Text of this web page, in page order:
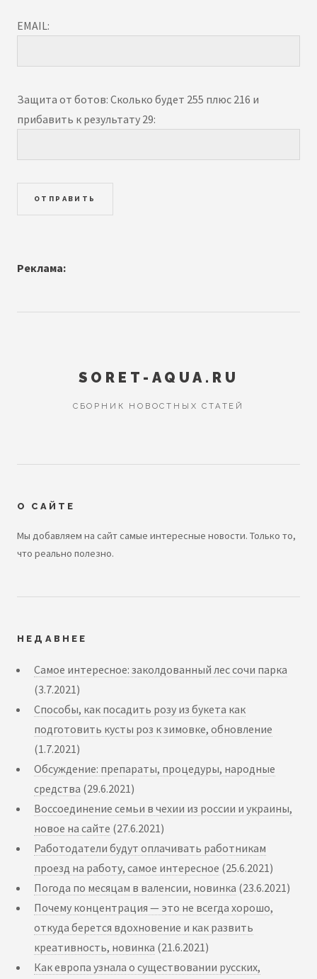
EMAIL:
Защита от ботов: Сколько будет 255 плюс 216 и
прибавить к результату 29:
Реклама:
SORET-AQUA.RU
СБОРНИК НОВОСТНЫХ СТАТЕЙ
О САЙТЕ
Мы добавляем на сайт самые интересные новости. Только то,
что реально полезно.
НЕДАВНЕЕ
Самое интересное: заколдованный лес сочи парка
(3.7.2021)
Способы, как посадить розу из букета как
подготовить кусты роз к зимовке, обновление
(1.7.2021)
Обсуждение: препараты, процедуры, народные
средства (29.6.2021)
Воссоединение семьи в чехии из россии и украины,
новое на сайте (27.6.2021)
Работодатели будут оплачивать работникам
проезд на работу, самое интересное (25.6.2021)
Погода по месяцам в валенсии, новинка (23.6.2021)
Почему концентрация — это не всегда хорошо,
откуда берется вдохновение и как развить
креативность, новинка (21.6.2021)
Как европа узнала о существовании русских,